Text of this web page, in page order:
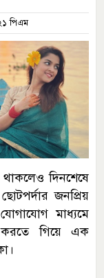
পিএম
দিনশেষে
জনপ্রিয়
মাধ্যমে
করতে গিয়ে এক